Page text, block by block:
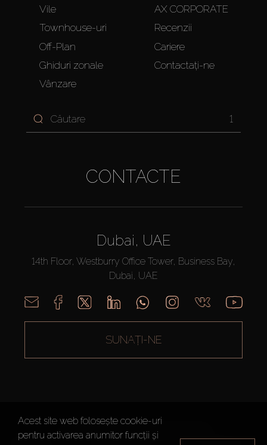
Vile
Townhouse-uri
Off-Plan
Ghiduri zonale
Vânzare
AX CORPORATE
Recenzii
Cariere
Contactați-ne
1
CONTACTE
Dubai, UAE
14th Floor, Westburry Office Tower, Business Bay,
Dubai, UAE
SUNAȚI-NE
AX CAPITAL ©2026 Toate drepturile rezervate
Acest site web folosește cookie-uri
pentru activarea anumitor funcții și